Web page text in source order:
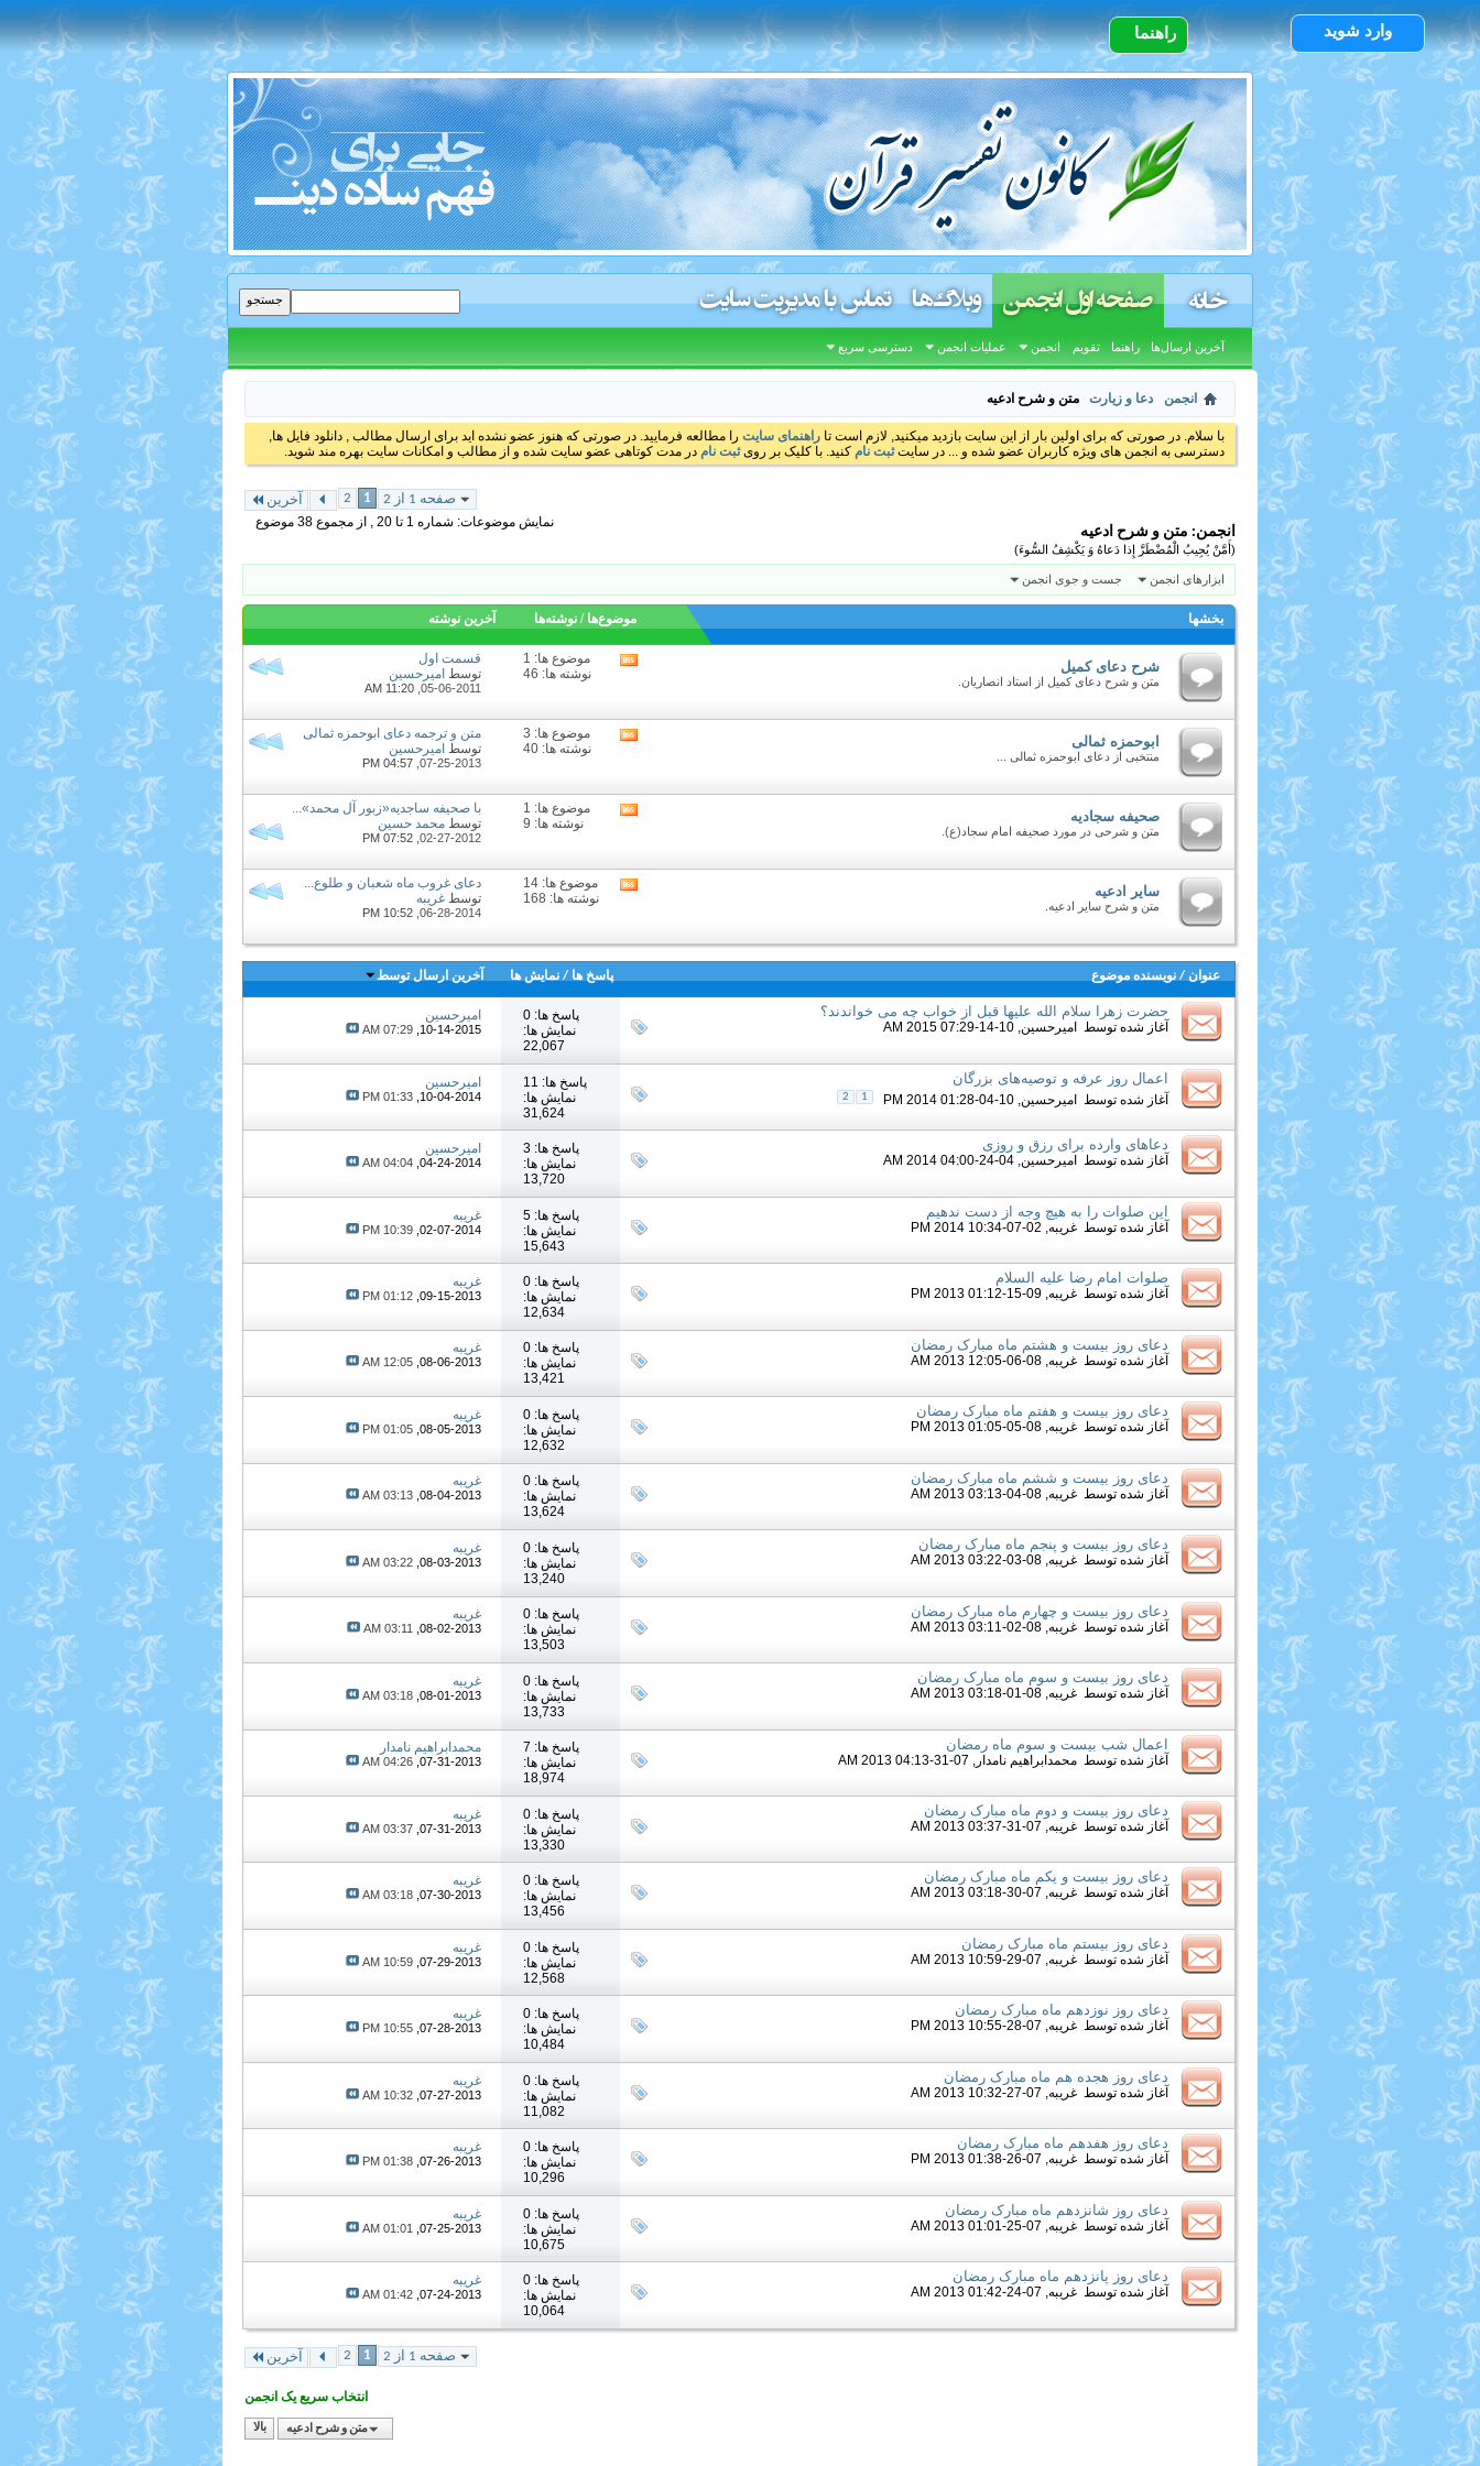
راهنما وارد شوید
خانه صفحه اول انجمن
آخرین ارسال‌ها راهنما تقویم انجمن عملیات انجمن دسترسی سریع
وبلاگ‌ها تماس با مدیریت سایت
انجمن دعا و زیارت متن و شرح ادعیه
با سلام. در صورتی که برای اولین بار از این سایت بازدید میکنید, لازم است تا راهنمای سایت را مطالعه فرمایید. در صورتی که هنوز عضو نشده اید برای ارسال مطالب , دانلود فایل ها,
دسترسی به انجمن های ویژه کاربران عضو شده و ... در سایتثبت نام کنید. با کلیک بر رویثبت نام در مدت کوتاهی عضو سایت شده و از مطالب و امکانات سایت بهره مند شوید.
صفحه 1 از 2 1
2 آخرین
نمایش موضوعات: شماره 1 تا 20 , از مجموع ‍38 موضوع
انجمن: متن و شرح ادعیه
(أَمَّنْ يُجِيبُ الْمُضْطَرَّ إِذا دَعاهُ وَ يَكْشِفُ السُّوءَ)
ابزارهای انجمن جست و جوی انجمن
بخشها موضوع‌ها / نوشته‌ها آخرين نوشته
شرح دعای کمیل
متن و شرح دعای کمیل از استاد انصاریان.
مشاهده
انجمن
موضوع ها: 1
نوشته ها: 46
قسمت اول
توسط امیرحسین
05-06-2011,
11:20 AM
ابوحمزه ثمالی
منتخبی از دعای ابوحمزه ثمالی ...
مشاهده
انجمن
موضوع ها: 3
نوشته ها: 40
متن و ترجمه دعای ابوحمزه ثمالی
توسط امیرحسین
07-25-2013,
04:57 PM
صحیفه سجادیه
متن و شرحی در مورد صحیفه امام سجاد(ع).
مشاهده
انجمن
موضوع ها: 1
نوشته ها: 9
با صحيفه ساجديه«زبور آل محمد»...
توسط محمد حسین
02-27-2012,
07:52 PM
سایر ادعیه
متن و شرح سایر ادعیه.
مشاهده
RSS
انجمن
(ها)
موضوع ها: 14
نوشته ها: 168
دعای غروب ماه شعبان و طلوع...
توسط غریبه
06-28-2014,
10:52 PM
عنوان / نویسنده موضوع پاسخ ها / نمایش ها آخرین ارسال توسط
حضرت زهرا سلام الله علیها قبل از خواب چه می خواندند؟
آغاز شده توسط امیرحسین, 10-14-2015 07:29 AM
پاسخ ها: 0
نمایش ها:
22,067
امیرحسین
10-14-2015,
07:29 AM
اعمال روز عرفه و توصیه‌های بزرگان
آغاز شده توسط امیرحسین, 10-04-2014 01:28 PM
1
2
پاسخ ها: 11
نمایش ها:
31,624
امیرحسین
10-04-2014,
01:33 PM
دعاهای وارده برای رزق و روزی
آغاز شده توسط امیرحسین, 04-24-2014 04:00 AM
پاسخ ها: 3
نمایش ها:
13,720
امیرحسین
04-24-2014,
04:04 AM
این صلوات را به هیچ وجه از دست ندهیم
آغاز شده توسط غریبه
پاسخ ها: 5
نمایش ها:
15,643
غریبه
02-07-2014,
10:39 PM
صلوات امام رضا علیه السلام
آغاز شده توسط غریبه, 09-15-2013 01:12 PM
پاسخ ها: 0
نمایش ها:
12,634
غریبه
09-15-2013,
01:12 PM
دعای روز بیست و هشتم ماه مبارک رمضان
آغاز شده توسط غریبه
پاسخ ها: 0
نمایش ها:
13,421
غریبه
08-06-2013,
12:05 AM
دعای روز بیست و هفتم ماه مبارک رمضان
آغاز شده توسط غریبه, 08-05-2013 01:05 PM
پاسخ ها: 0
نمایش ها:
12,632
غریبه
08-05-2013,
01:05 PM
دعای روز بیست و ششم ماه مبارک رمضان
آغاز شده توسط غریبه
پاسخ ها: 0
نمایش ها:
13,624
غریبه
08-04-2013,
03:13 AM
دعای روز بیست و پنجم ماه مبارک رمضان
آغاز شده توسط غریبه, 08-03-2013 03:22 AM
پاسخ ها: 0
نمایش ها:
13,240
غریبه
08-03-2013,
03:22 AM
دعای روز بیست و چهارم ماه مبارک رمضان
آغاز شده توسط غریبه
پاسخ ها: 0
نمایش ها:
13,503
غریبه
08-02-2013,
03:11 AM
دعای روز بیست و سوم ماه مبارک رمضان
آغاز شده توسط غریبه, 08-01-2013 03:18 AM
پاسخ ها: 0
نمایش ها:
13,733
غریبه
08-01-2013,
03:18 AM
اعمال شب بيست و سوم ماه رمضان
آغاز شده توسط محمدابراهیم نامدار
پاسخ ها: 7
نمایش ها:
18,974
محمدابراهیم نامدار
07-31-2013,
04:26 AM
دعای روز بیست و دوم ماه مبارک رمضان
آغاز شده توسط غریبه, 07-31-2013 03:37 AM
پاسخ ها: 0
نمایش ها:
13,330
غریبه
07-31-2013,
03:37 AM
دعای روز بیست و یکم ماه مبارک رمضان
آغاز شده توسط غریبه, 07-30-2013 03:18 AM
پاسخ ها: 0
نمایش ها:
13,456
غریبه
07-30-2013,
03:18 AM
دعای روز بیستم ماه مبارک رمضان
آغاز شده توسط غریبه, 07-29-2013 10:59 AM
پاسخ ها: 0
نمایش ها:
12,568
غریبه
07-29-2013,
10:59 AM
دعای روز نوزدهم ماه مبارک رمضان
آغاز شده توسط غریبه, 07-28-2013 10:55 PM
پاسخ ها: 0
نمایش ها:
10,484
غریبه
07-28-2013,
10:55 PM
دعای روز هجده هم ماه مبارک رمضان
آغاز شده توسط غریبه, 07-27-2013 10:32 AM
پاسخ ها: 0
نمایش ها:
11,082
غریبه
07-27-2013,
10:32 AM
دعای روز هفدهم ماه مبارک رمضان
آغاز شده توسط غریبه, 07-26-2013 01:38 PM
پاسخ ها: 0
نمایش ها:
10,296
غریبه
07-26-2013,
01:38 PM
دعای روز شانزدهم ماه مبارک رمضان
آغاز شده توسط غریبه, 07-25-2013 01:01 AM
پاسخ ها: 0
نمایش ها:
10,675
غریبه
07-25-2013,
01:01 AM
دعای روز پانزدهم ماه مبارک رمضان
آغاز شده توسط غریبه, 07-24-2013 01:42 AM
پاسخ ها: 0
نمایش ها:
10,064
غریبه
07-24-2013,
01:42 AM
صفحه 1 از 2 1
2 آخرین
انتخاب سریع یک انجمن
متن و شرح ادعیه بالا